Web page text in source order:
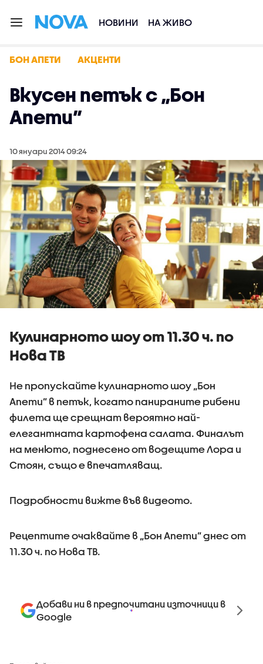
НОВИНИ НА ЖИВО
БОН АПЕТИ АКЦЕНТИ
Вкусен петък с „Бон
Апети”
10 януари 2014 09:24
Кулинарното шоу от 11.30 ч. по
Нова ТВ
Не пропускайте кулинарното шоу „Бон
Апети” в петък, когато панираните рибени
филета ще срещнат вероятно най-
елегантната картофена салата. Финалът
на менюто, поднесено от водещите Лора и
Стоян, също е впечатляващ.
Подробности вижте във видеото.
Рецептите очаквайте в „Бон Апети” днес от
11.30 ч. по Нова ТВ.
Добави ни в предпочитани източници в
Google